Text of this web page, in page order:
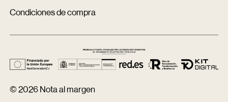
Condiciones de compra
© 2026 Nota al margen